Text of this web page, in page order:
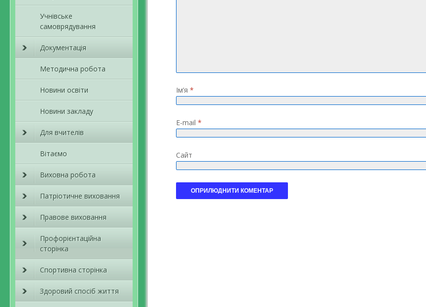
Учнівське
самоврядування
Документація
Методична робота
Новини освіти
Новини закладу
Для вчителів
Вітаємо
Виховна робота
Патріотичне виховання
Правове виховання
Профорієнтаційна
сторінка
Спортивна сторінка
Здоровий спосіб життя
Ім’я *
E-mail *
Сайт